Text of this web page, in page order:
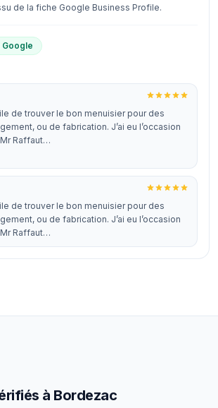
de la fiche Google Business Profile.
Google
de trouver le bon menuisier pour des
ou de fabrication. J’ai eu l’occasion
Raffaut…
de trouver le bon menuisier pour des
ou de fabrication. J’ai eu l’occasion
Raffaut…
à Bordezac